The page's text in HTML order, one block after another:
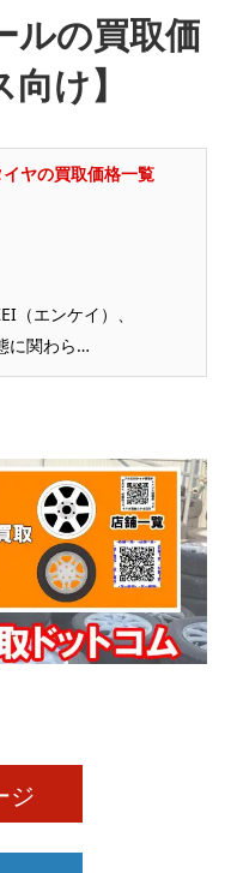
ルの買取価
け】
ヤの買取価格一覧
（エンケイ）、
に関わら…
ジ